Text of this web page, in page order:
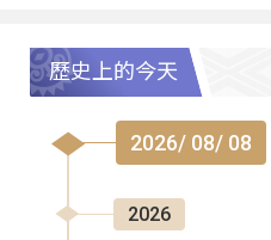
歷史上的今天
2026/ 08/ 08
2026